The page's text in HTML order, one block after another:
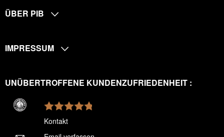
ÜBER PIB
IMPRESSUM
UNÜBERTROFFENE KUNDENZUFRIEDENHEIT :
Kontakt